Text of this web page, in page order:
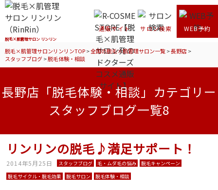
脱毛×肌管理サロン リンリン
通販サイト サロン検索 WEB予約
脱毛×肌管理サロンリンリンTOP>全国の脱毛×肌管理サロン一覧>長野店>
スタッフブログ>脱毛体験・相談
長野店「脱毛体験・相談」カテゴリー
スタッフブログ一覧8
リンリンの脱毛♪満足サポート！
2014年5月25日 スタッフブログ 毛・ムダ毛の悩み
脱毛キャンペーン
脱毛サイクル・脱毛効果
脱毛サロン 脱毛体験・相談